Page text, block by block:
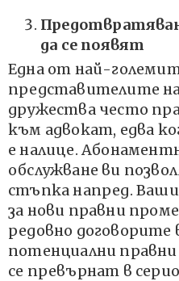
да се появят
Една от най-
представителите
дружества често
към адвокат, едва
е налице.
обслужване ви
стъпка напред.
за нови правни
редовно договорите
потенциални
се превърнат в